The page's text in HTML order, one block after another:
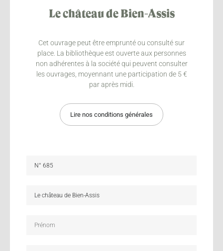
Le château de Bien-Assis
Cet ouvrage peut être emprunté ou consulté sur
place. La bibliothèque est ouverte aux personnes
non adhérentes à la société qui peuvent consulter
les ouvrages, moyennant une participation de 5 €
par après midi.
Lire nos conditions générales